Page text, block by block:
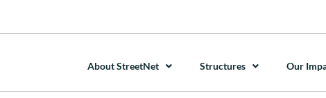
About StreetNet Structures Our